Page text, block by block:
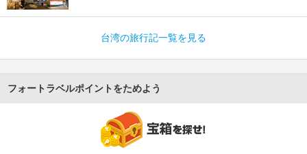
台湾の旅行記一覧を見る
フォートラベルポイントをためよう